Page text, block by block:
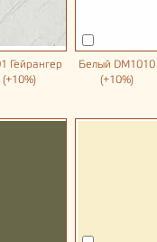
Гейрангер
(+10%)
Белый DM1010
(+10%)